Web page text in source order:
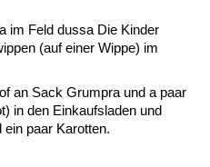
und Landwirtschaft
und Reden
Tier und Alltag
im Feld dussa Die Kinder
(auf einer Wippe) im
an Sack Grumpra und a paar
in den Einkaufsladen und
ein paar Karotten.